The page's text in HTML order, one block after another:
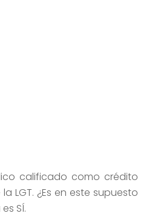
calificado como crédito
LGT. ¿Es en este supuesto
SÍ.